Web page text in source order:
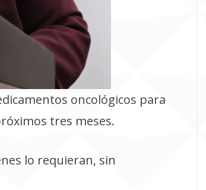
oncológicos para
tres meses.
lo requieran, sin